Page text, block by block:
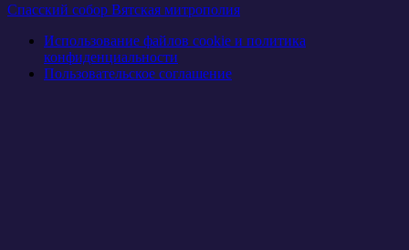
Спасский собор Вятская митрополия
Использование файлов cookie и политика
конфиденциальности
Пользовательское соглашение